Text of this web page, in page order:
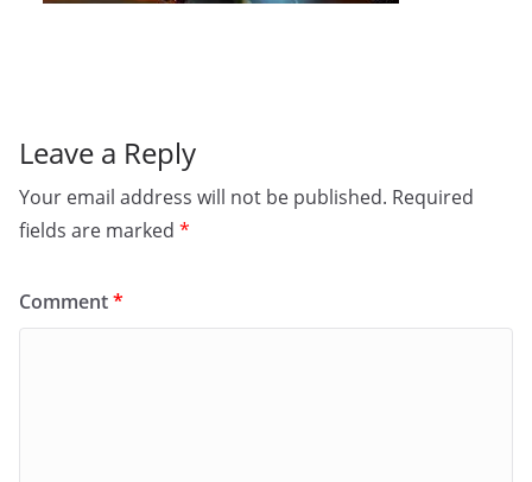
Leave a Reply
Your email address will not be published. Required
fields are marked *
Comment*